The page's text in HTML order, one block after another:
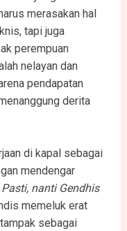
merasakan hal
tapi juga
perempuan
nelayan dan
pendapatan
derita
di kapal sebagai
mendengar
Pasti, nanti Gendhis
memeluk erat
sebagai